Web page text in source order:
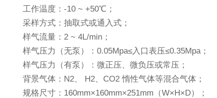
工作温度：-10 ~ +50℃；
采样方式：抽取式或通入式；
样气流量：2 ~ 4L/min；
样气压力（无泵）：0.05Mpa≤入口表压≤0.35Mpa；
样气压力（有泵）：微正压、微负压或常压；
背景气体：N2、 H2、CO2 惰性气体等混合气体；
规格尺寸：160mm×160mm×251mm（W×H×D）；